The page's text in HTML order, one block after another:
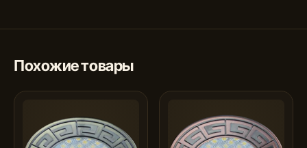
Похожие товары